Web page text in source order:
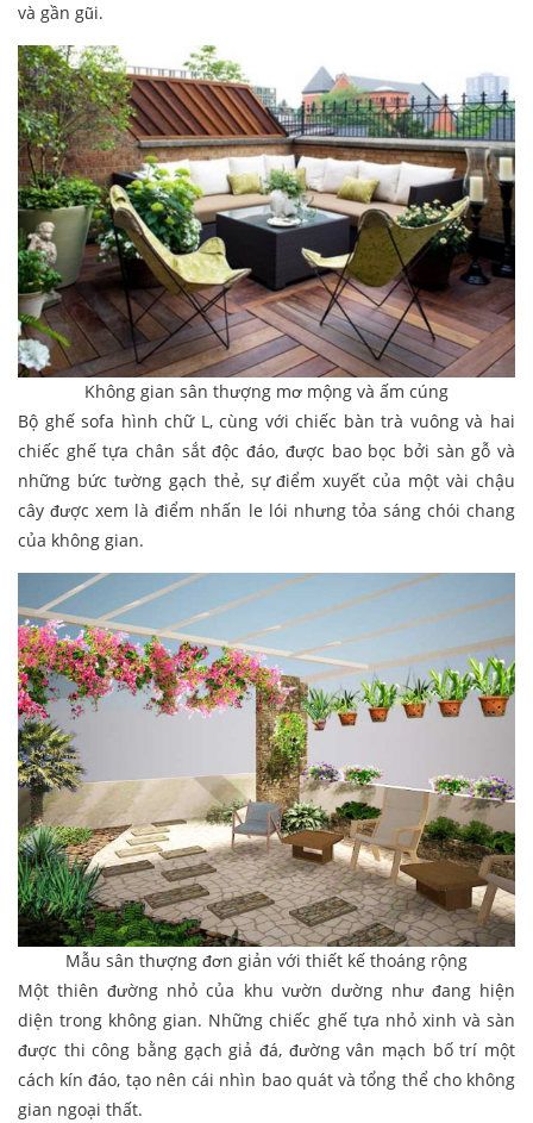
và gần gũi.
Không gian sân thượng mơ mộng và ấm cúng
Bộ ghế sofa hình chữ L, cùng với chiếc bàn trà vuông và hai
chiếc ghế tựa chân sắt độc đáo, được bao bọc bởi sàn gỗ và
những bức tường gạch thẻ, sự điểm xuyết của một vài chậu
cây được xem là điểm nhấn le lói nhưng tỏa sáng chói chang
của không gian.
Mẫu sân thượng đơn giản với thiết kế thoáng rộng
Một thiên đường nhỏ của khu vườn dường như đang hiện
diện trong không gian. Những chiếc ghế tựa nhỏ xinh và sàn
được thi công bằng gạch giả đá, đường vân mạch bố trí một
cách kín đáo, tạo nên cái nhìn bao quát và tổng thể cho không
gian ngoại thất.